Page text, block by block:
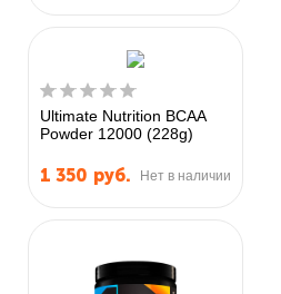
Ultimate Nutrition BCAA
Powder 12000 (228g)
1 350 руб. Нет в наличии